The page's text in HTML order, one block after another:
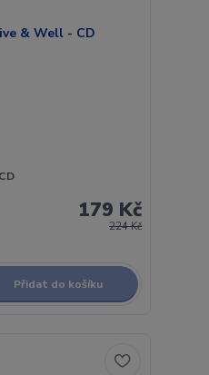
224 Kč
179 Kč
Přidat do košíku